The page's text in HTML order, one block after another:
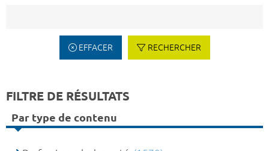
EFFACER RECHERCHER
FILTRE DE RÉSULTATS
Par type de contenu